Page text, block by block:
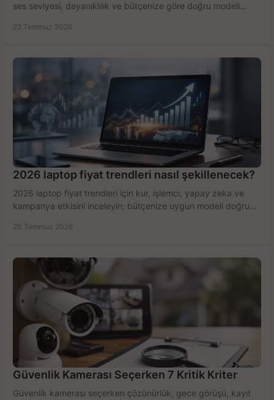
ses seviyesi, dayanıklılık ve bütçenize göre doğru modeli
22 Temmuz 2026
2026 laptop fiyat trendleri nasıl şekillenecek?
2026 laptop fiyat trendleri için kur, işlemci, yapay zeka ve
kampanya etkisini inceleyin; bütçenize uygun modeli doğru
20 Temmuz 2026
Güvenlik Kamerası Seçerken 7 Kritik Kriter
Güvenlik kamerası seçerken çözünürlük, gece görüşü, kayıt